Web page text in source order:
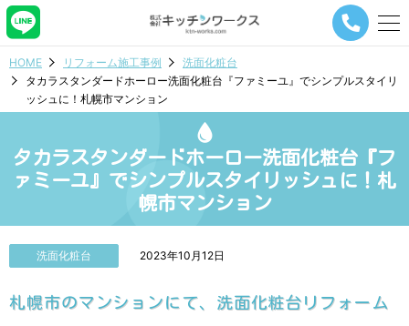
メ
ー
ビ
シ
ョ
ン
タ
HOME リフォーム施工事例
洗面化粧台
タカラスタンダードホーロー洗面化粧台『ファミーユ』でシンプルスタイリ
ッシュに！札幌市マンション
タカラスタンダードホーロー洗面化粧台『フ
ァミーユ』でシンプルスタイリッシュに！札
幌市マンション
洗面化粧台 2023年10月12日
札幌市のマンションにて、洗面化粧台リフォーム